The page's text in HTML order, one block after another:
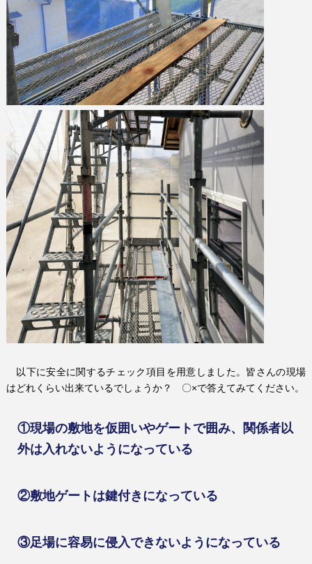
以下に安全に関するチェック項目を用意しました。皆さんの現場
はどれくらい出来ているでしょうか？ 〇×で答えてみてください。
①現場の敷地を仮囲いやゲートで囲み、関係者以
外は入れないようになっている
②敷地ゲートは鍵付きになっている
③足場に容易に侵入できないようになっている